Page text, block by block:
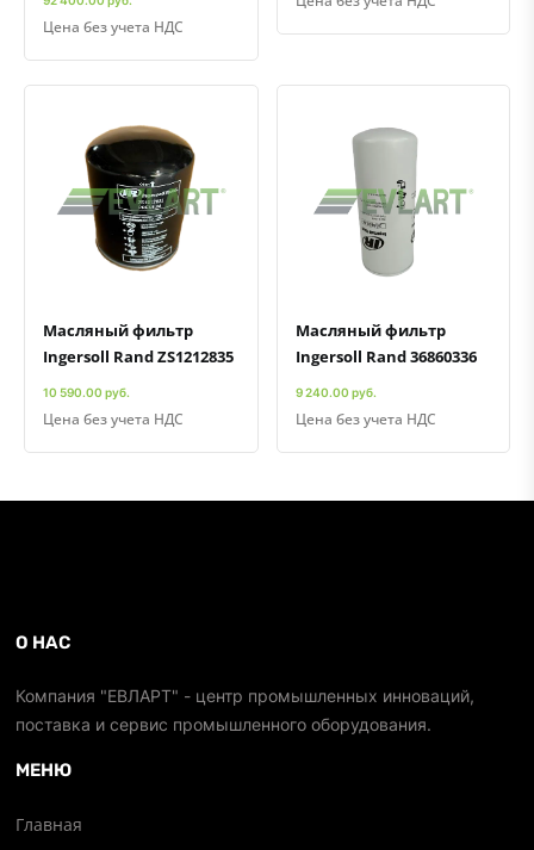
Цена без учета НДС
Быстрый просмотрДобавить к сравнению
Добавить в избранное
Масляный фильтр
Ingersoll Rand ZS1212835
10 590.00 руб.
Цена без учета НДС
Быстрый просмотрДобавить к сравнению
Масляный фильтр
Ingersoll Rand 36860336
9 240.00 руб.
Цена без учета НДС
О НАС
Компания "ЕВЛАРТ" - центр промышленных инноваций,
поставка и сервис промышленного оборудования.
МЕНЮ
Главная